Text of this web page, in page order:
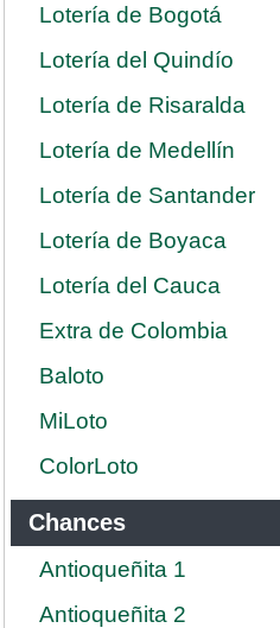
Lotería de Bogotá
Lotería del Quindío
Lotería de Risaralda
Lotería de Medellín
Lotería de Santander
Lotería de Boyaca
Lotería del Cauca
Extra de Colombia
Baloto
MiLoto
ColorLoto
Chances
Antioqueñita 1
Antioqueñita 2